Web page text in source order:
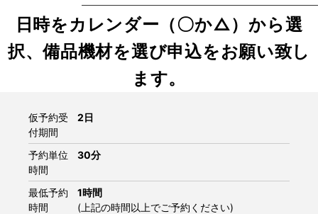
日時をカレンダー（〇か△）から選
択、備品機材を選び申込をお願い致し
ます。
仮予約受
付期間
2日
予約単位
時間
30分
最低予約
時間
1時間
(上記の時間以上でご予約ください)